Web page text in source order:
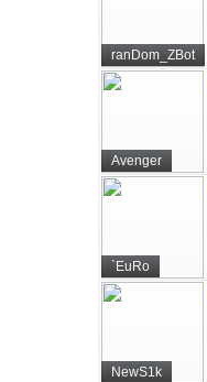
ranDom_ZBot
Avenger
`EuRo
NewS1k